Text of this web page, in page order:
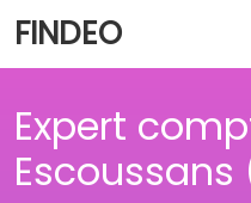
FINDEO
Expert
Escoussans